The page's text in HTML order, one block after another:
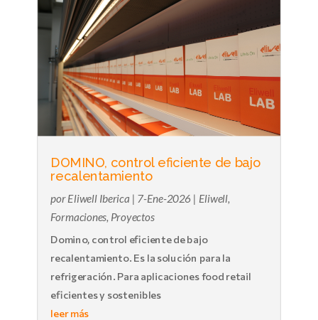
DOMINO, control eficiente de bajo
recalentamiento
porEliwell Iberica | 7-Ene-2026| Eliwell,
Formaciones, Proyectos
Domino, control eficiente de bajo
recalentamiento. Es la solución para la
refrigeración. Para aplicaciones food retail
eficientes y sostenibles
leer más